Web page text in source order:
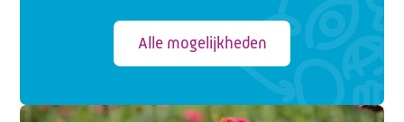
Alle mogelijkheden